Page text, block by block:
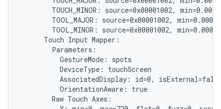
TOUCH_MINOR: source=0x00001002,
TOOL_MAJOR: source=0x00001002, min=0.000,
TOOL_MINOR: source=0x00001002, min=0.000,
      Touch Input Mapper:
        Parameters:
          GestureMode: spots
          DeviceType: touchScreen
AssociatedDisplay: id=0,
          OrientationAware: true
        Raw Touch Axes: